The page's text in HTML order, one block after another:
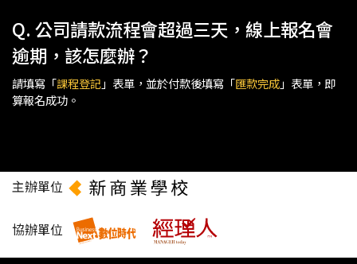
Q. 公司請款流程會超過三天，線上報名會
逾期，該怎麼辦？
請填寫「課程登記」表單，並於付款後填寫「匯款完成」表單，即
算報名成功。
主辦單位
協辦單位